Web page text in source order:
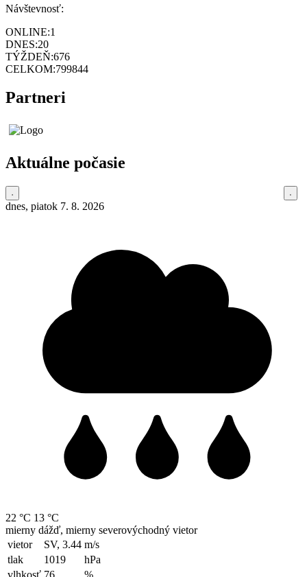
Návštevnosť:
ONLINE:1
DNES:20
TÝŽDEŇ:676
CELKOM:799844
Partneri
Aktuálne počasie
dnes, piatok 7. 8. 2026
22 °C 13 °C
mierny dážď, mierny severovýchodný vietor
vietor
SV, 3.44 m/s
tlak
1019
hPa